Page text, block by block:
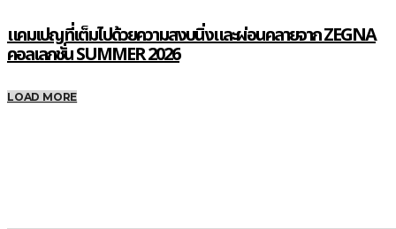
แคมเปญที่เต็มไปด้วยความสงบนิ่งและผ่อนคลายจาก ZEGNA
คอลเลกชั่น SUMMER 2026
LOAD MORE